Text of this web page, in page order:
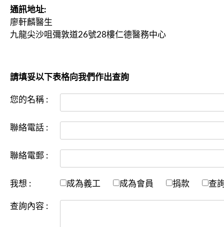
通訊地址:
廖軒麟醫生
九龍尖沙咀彌敦道26號28樓仁德醫務中心
請填妥以下表格向我們作出查詢
您的名稱 :
聯絡電話 :
聯絡電郵 :
我想 : 成為義工 成為會員 捐款 查
查詢內容 :